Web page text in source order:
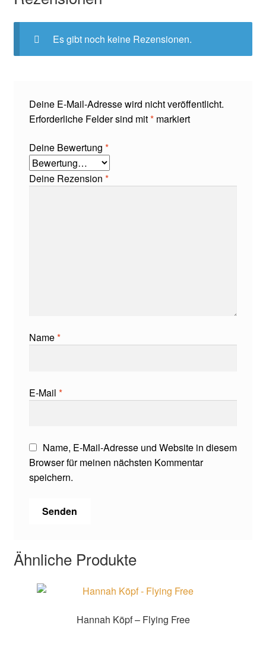
Es gibt noch keine Rezensionen.
Deine E-Mail-Adresse wird nicht veröffentlicht.
Erforderliche Felder sind mit*markiert
Deine Bewertung *
Deine Rezension *
Name*
E-Mail *
Name, E-Mail-Adresse und Website in diesem
Browser für meinen nächsten Kommentar
speichern.
Ähnliche Produkte
Hannah Köpf – Flying Free